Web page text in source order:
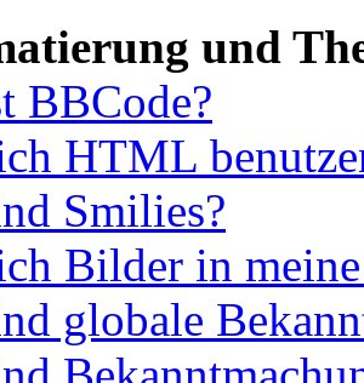
und
BBCode?
HTML
Smilies?
Bilder in
globale